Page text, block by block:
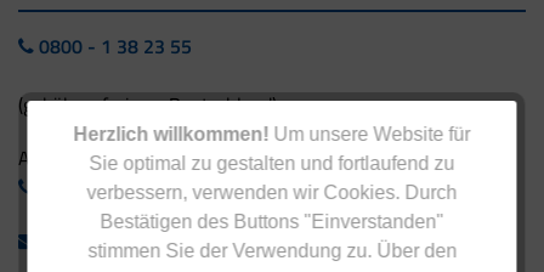
Herzlich willkommen! Um unsere Website für
Sie optimal zu gestalten und fortlaufend zu
verbessern, verwenden wir Cookies. Durch
Bestätigen des Buttons "Einverstanden"
stimmen Sie der Verwendung zu. Über den
0800 - 1 38 23 55
(gebührenfrei aus Deutschland)
Ausland:
+49 - 5042 940 660
info@eucell.de